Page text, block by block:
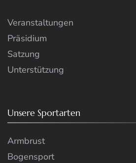
Veranstaltungen
Präsidium
Satzung
Unterstützung
Unsere Sportarten
Armbrust
Bogensport